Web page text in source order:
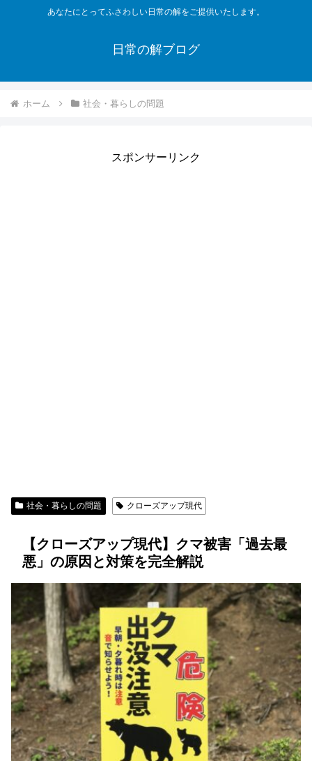
あなたにとってふさわしい日常の解をご提供いたします。
日常の解ブログ
ホーム 社会・暮らしの問題
スポンサーリンク
社会・暮らしの問題 クローズアップ現代
【クローズアップ現代】クマ被害「過去最
悪」の原因と対策を完全解説